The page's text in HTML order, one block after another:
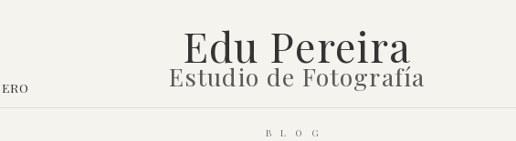
Edu Pereira
Estudio de Fotografía
BLOG